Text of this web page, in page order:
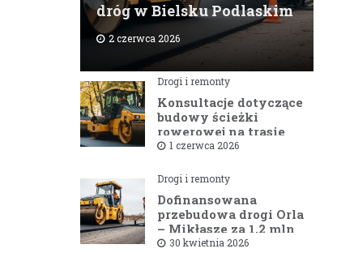
dróg w Bielsku Podlaskim
2 czerwca 2026
Drogi i remonty
Konsultacje dotyczące
budowy ścieżki
rowerowej na trasie
Bielsk Podlaski —
1 czerwca 2026
Drogi i remonty
Dofinansowana
przebudowa drogi Orla
– Mikłasze za 1,2 mln
zł rusza w 2026 roku
30 kwietnia 2026